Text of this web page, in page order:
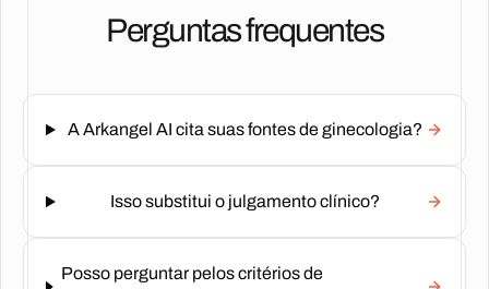
Perguntas frequentes
A Arkangel AI cita suas fontes de ginecologia?
Isso substitui o julgamento clínico?
Posso perguntar pelos critérios de